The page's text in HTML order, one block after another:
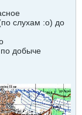
слухам :o) до
по добыче